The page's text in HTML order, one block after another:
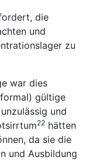
die
und
zu
war dies
gültige
und
22 hätten
da sie die
und Ausbildung